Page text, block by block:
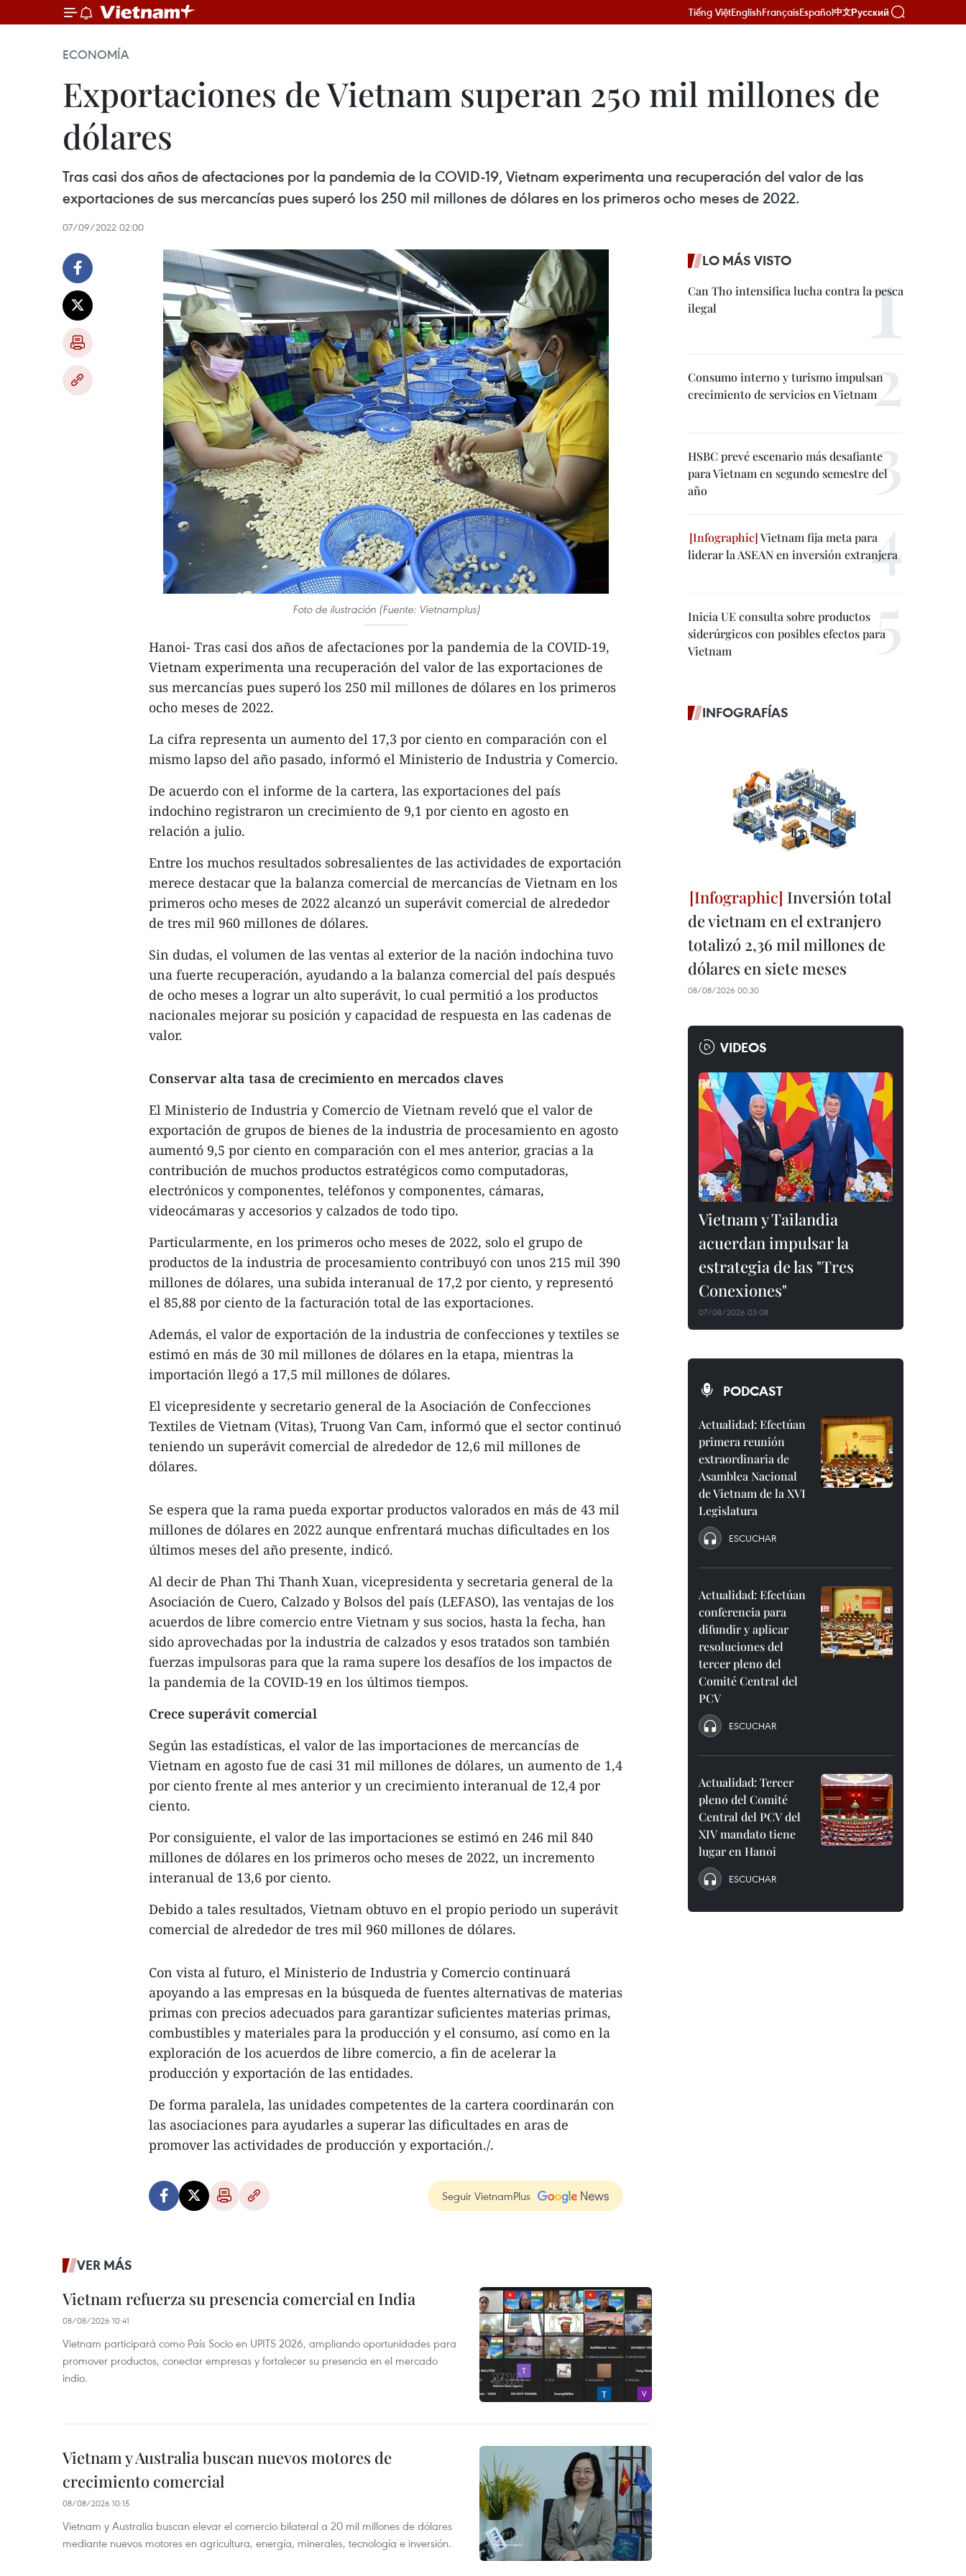
Tiếng ViệtEnglishFrançaisEspañol中文Русский
ECONOMÍA
Exportaciones de Vietnam superan 250 mil millones de
dólares
Tras casi dos años de afectaciones por la pandemia de la COVID-19, Vietnam experimenta una recuperación del valor de las
exportaciones de sus mercancías pues superó los 250 mil millones de dólares en los primeros ocho meses de 2022.
07/09/2022 02:00
Foto de ilustración (Fuente: Vietnamplus)
Hanoi- Tras casi dos años de afectaciones por la pandemia de la COVID-19,
Vietnam experimenta una recuperación del valor de las exportaciones de
sus mercancías pues superó los 250 mil millones de dólares en los primeros
ocho meses de 2022.
La cifra representa un aumento del 17,3 por ciento en comparación con el
mismo lapso del año pasado, informó el Ministerio de Industria y Comercio.
De acuerdo con el informe de la cartera, las exportaciones del país
indochino registraron un crecimiento de 9,1 por ciento en agosto en
relación a julio.
Entre los muchos resultados sobresalientes de las actividades de exportación
merece destacar que la balanza comercial de mercancías de Vietnam en los
primeros ocho meses de 2022 alcanzó un superávit comercial de alrededor
de tres mil 960 millones de dólares.
Sin dudas, el volumen de las ventas al exterior de la nación indochina tuvo
una fuerte recuperación, ayudando a la balanza comercial del país después
de ocho meses a lograr un alto superávit, lo cual permitió a los productos
nacionales mejorar su posición y capacidad de respuesta en las cadenas de
valor.
Conservar alta tasa de crecimiento en mercados claves
El Ministerio de Industria y Comercio de Vietnam reveló que el valor de
exportación de grupos de bienes de la industria de procesamiento en agosto
aumentó 9,5 por ciento en comparación con el mes anterior, gracias a la
contribución de muchos productos estratégicos como computadoras,
electrónicos y componentes, teléfonos y componentes, cámaras,
videocámaras y accesorios y calzados de todo tipo.
Particularmente, en los primeros ocho meses de 2022, solo el grupo de
productos de la industria de procesamiento contribuyó con unos 215 mil 390
millones de dólares, una subida interanual de 17,2 por ciento, y representó
el 85,88 por ciento de la facturación total de las exportaciones.
Además, el valor de exportación de la industria de confecciones y textiles se
estimó en más de 30 mil millones de dólares en la etapa, mientras la
importación llegó a 17,5 mil millones de dólares.
El vicepresidente y secretario general de la Asociación de Confecciones
Textiles de Vietnam (Vitas), Truong Van Cam, informó que el sector continuó
teniendo un superávit comercial de alrededor de 12,6 mil millones de
dólares.
Se espera que la rama pueda exportar productos valorados en más de 43 mil
millones de dólares en 2022 aunque enfrentará muchas dificultades en los
últimos meses del año presente, indicó.
Al decir de Phan Thi Thanh Xuan, vicepresidenta y secretaria general de la
Asociación de Cuero, Calzado y Bolsos del país (LEFASO), las ventajas de los
acuerdos de libre comercio entre Vietnam y sus socios, hasta la fecha, han
sido aprovechadas por la industria de calzados y esos tratados son también
fuerzas impulsoras para que la rama supere los desafíos de los impactos de
la pandemia de la COVID-19 en los últimos tiempos.
Crece superávit comercial
Según las estadísticas, el valor de las importaciones de mercancías de
Vietnam en agosto fue de casi 31 mil millones de dólares, un aumento de 1,4
por ciento frente al mes anterior y un crecimiento interanual de 12,4 por
ciento.
Por consiguiente, el valor de las importaciones se estimó en 246 mil 840
millones de dólares en los primeros ocho meses de 2022, un incremento
interanual de 13,6 por ciento.
Debido a tales resultados, Vietnam obtuvo en el propio periodo un superávit
comercial de alrededor de tres mil 960 millones de dólares.
Con vista al futuro, el Ministerio de Industria y Comercio continuará
apoyando a las empresas en la búsqueda de fuentes alternativas de materias
primas con precios adecuados para garantizar suficientes materias primas,
combustibles y materiales para la producción y el consumo, así como en la
exploración de los acuerdos de libre comercio, a fin de acelerar la
producción y exportación de las entidades.
De forma paralela, las unidades competentes de la cartera coordinarán con
las asociaciones para ayudarles a superar las dificultades en aras de
promover las actividades de producción y exportación./.
Seguir VietnamPlus
VER MÁS
Vietnam refuerza su presencia comercial en India
08/08/2026 10:41
Vietnam participará como País Socio en UPITS 2026, ampliando oportunidades para
promover productos, conectar empresas y fortalecer su presencia en el mercado
indio.
Vietnam y Australia buscan nuevos motores de
crecimiento comercial
08/08/2026 10:15
Vietnam y Australia buscan elevar el comercio bilateral a 20 mil millones de dólares
mediante nuevos motores en agricultura, energía, minerales, tecnología e inversión.
LO MÁS VISTO
Can Tho intensifica lucha contra la pesca
ilegal
Consumo interno y turismo impulsan
crecimiento de servicios en Vietnam
HSBC prevé escenario más desafiante
para Vietnam en segundo semestre del
año
Vietnam fija meta para
liderar la ASEAN en inversión extranjera
Inicia UE consulta sobre productos
siderúrgicos con posibles efectos para
Vietnam
INFOGRAFÍAS
Inversión total
de vietnam en el extranjero
totalizó 2,36 mil millones de
dólares en siete meses
08/08/2026 00:30
VIDEOS
Vietnam y Tailandia
acuerdan impulsar la
estrategia de las "Tres
Conexiones"
07/08/2026 03:08
PODCAST
Actualidad: Efectúan
primera reunión
extraordinaria de
Asamblea Nacional
de Vietnam de la XVI
Legislatura
ESCUCHAR
Actualidad: Efectúan
conferencia para
difundir y aplicar
resoluciones del
tercer pleno del
Comité Central del
PCV
ESCUCHAR
Actualidad: Tercer
pleno del Comité
Central del PCV del
XIV mandato tiene
lugar en Hanoi
ESCUCHAR